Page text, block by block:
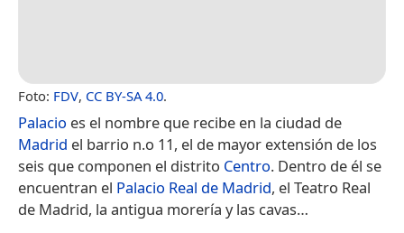
Foto: FDV, CC BY-SA 4.0.
Palacio es el nombre que recibe en la ciudad de
Madrid el barrio n.o 11, el de mayor extensión de los
seis que componen el distrito Centro.​ Dentro de él se
encuentran el Palacio Real de Madrid, el Teatro Real
de Madrid, la antigua morería y las cavas…